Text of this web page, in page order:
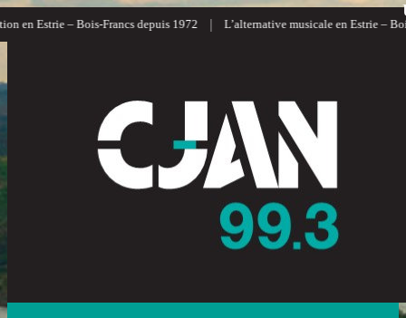
en Estrie – Bois-Francs depuis 1972 | L’alternative musicale en Estrie –